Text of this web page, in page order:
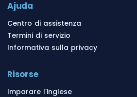
Ajuda
Centro di assistenza
Termini di servizio
Informativa sulla privacy
Risorse
Imparare l'inglese